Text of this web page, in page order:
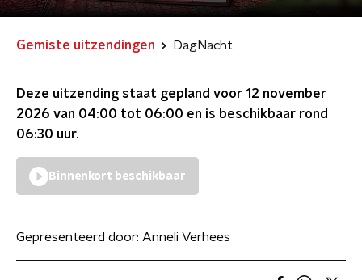
Gemiste uitzendingen DagNacht
Deze uitzending staat gepland voor 12 november
2026 van 04:00 tot 06:00 en is beschikbaar rond
06:30 uur.
Binnenkort beschikbaar
Gepresenteerd door: Anneli Verhees